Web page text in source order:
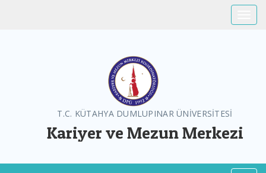
T.C. KÜTAHYA DUMLUPINAR ÜNİVERSİTESİ
Kariyer ve Mezun Merkezi